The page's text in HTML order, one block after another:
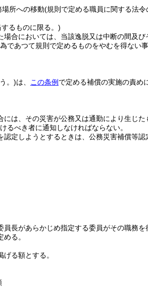
所への移動(規則で定める職員に関する法
るものに限る。)
場合においては、当該逸脱又は中断の間及び
であつて規則で定めるものをやむを得ない
。)は、 この条例 で定める補償の実施の責め
は、その災害が公務又は通勤により生じた
るべき者に通知しなければならない。
定しようとするときは、公務災害補償等認
長があらかじめ指定する委員がその職務を
る。
げる額とする。